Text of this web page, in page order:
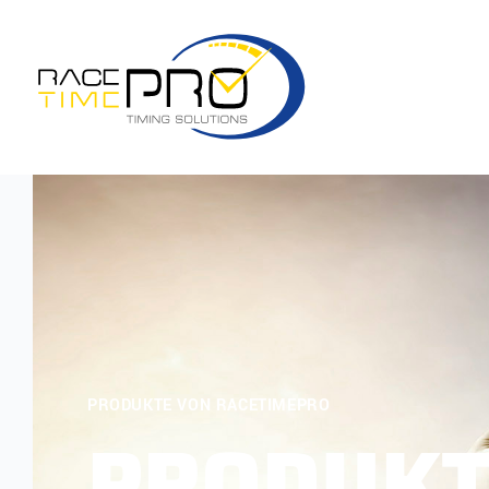
PRODUKTE VON RACETIMEPRO